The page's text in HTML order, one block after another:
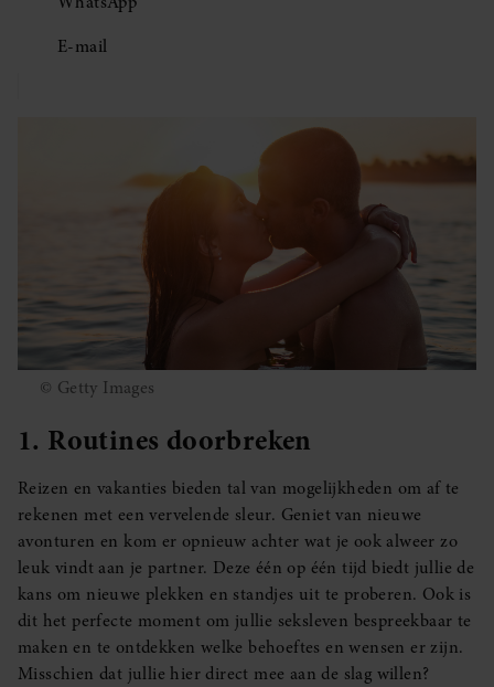
E-mail
© Getty Images
1. Routines doorbreken
Reizen en vakanties bieden tal van mogelijkheden om af te
rekenen met een vervelende sleur. Geniet van nieuwe
avonturen en kom er opnieuw achter wat je ook alweer zo
leuk vindt aan je partner. Deze één op één tijd biedt jullie de
kans om nieuwe plekken en standjes uit te proberen. Ook is
dit het perfecte moment om jullie seksleven bespreekbaar te
maken en te ontdekken welke behoeftes en wensen er zijn.
Misschien dat jullie hier direct mee aan de slag willen?